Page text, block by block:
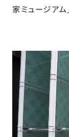
家ミュージアム